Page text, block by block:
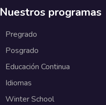
Nuestros programas
Pregrado
Posgrado
Educación Continua
Idiomas
Winter School